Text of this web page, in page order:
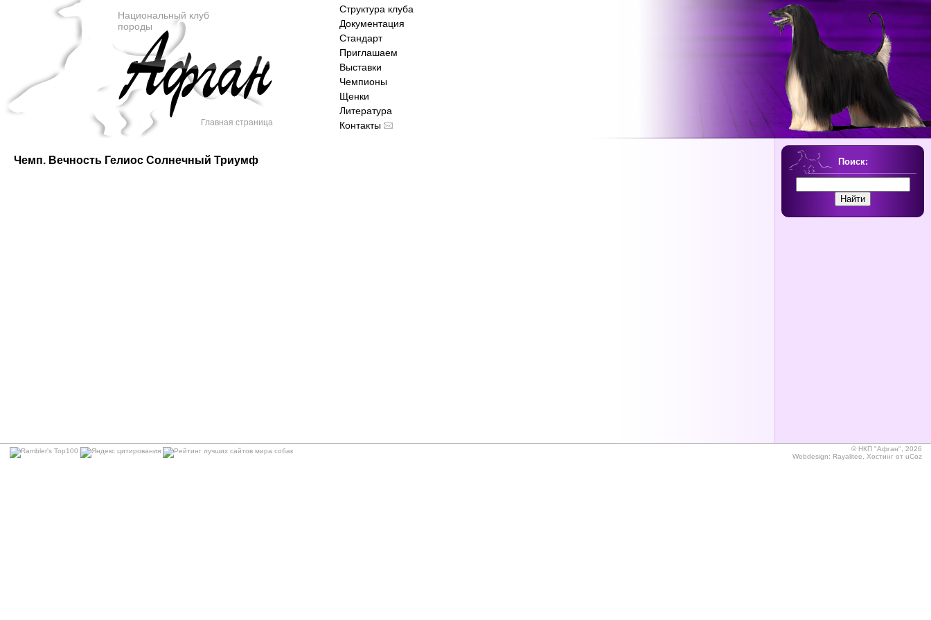
Национальный клуб
породы
Главная страница
Структура клуба
Документация
Стандарт
Приглашаем
Выставки
Чемпионы
Щенки
Литература
Контакты
Чемп. Вечность Гелиос Солнечный Триумф Поиск:
©НКП "Афган", 2026
Webdesign: Rayalitee Хостинг от uCoz